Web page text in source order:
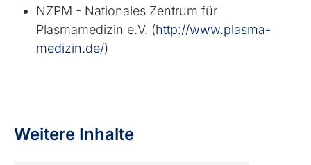
NZPM - Nationales Zentrum für
Plasmamedizin e.V. (http://www.plasma-
medizin.de/)
Weitere Inhalte